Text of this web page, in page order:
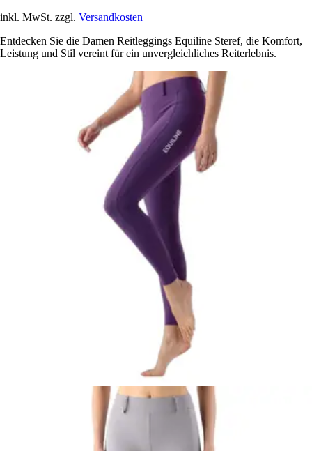
inkl. MwSt. zzgl. Versandkosten
Entdecken Sie die Damen Reitleggings Equiline Steref, die Komfort,
Leistung und Stil vereint für ein unvergleichliches Reiterlebnis.